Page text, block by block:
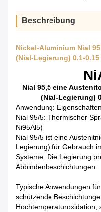
Beschreibung
Nickel-Aluminium Nial
(Nial-Legierung) 0.1-
Nial 95,5 eine
(Nial-Legierung)
Anwendung:
Nial 95/5: Thermischer
Ni95Al5)
Nial 95/5 ist eine
Legierung) für Gebrauch
Systeme. Die Legierung
Abbindenbeschichtungen.
Typische Anwendungen
schützende
Hochtemperaturoxidation,